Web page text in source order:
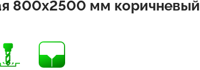
800х2500 мм коричневый